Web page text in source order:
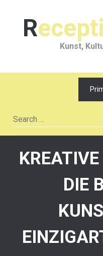
Kunst,
Search
for:
DIE